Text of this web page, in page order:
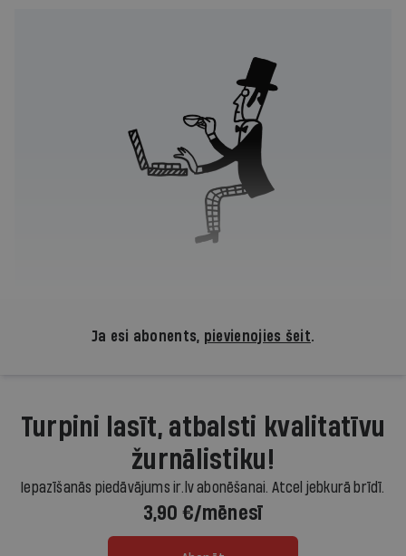
Ja esi abonents, pievienojies šeit.
Turpini lasīt, atbalsti kvalitatīvu
žurnālistiku!
Iepazīšanās piedāvājums ir.lv abonēšanai. Atcel jebkurā brīdī.
3,90 €/mēnesī